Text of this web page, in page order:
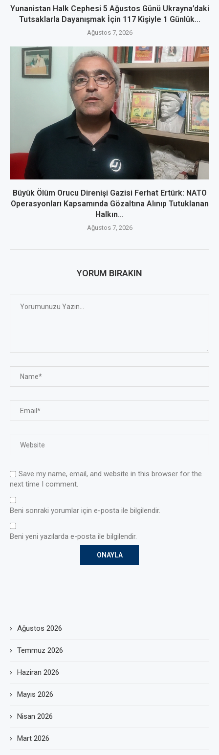
Yunanistan Halk Cephesi 5 Ağustos Günü Ukrayna’daki
Tutsaklarla Dayanışmak İçin 117 Kişiyle 1 Günlük...
Ağustos 7, 2026
Büyük Ölüm Orucu Direnişi Gazisi Ferhat Ertürk: NATO
Operasyonları Kapsamında Gözaltına Alınıp Tutuklanan
Halkın...
Ağustos 7, 2026
YORUM BIRAKIN
Save my name, email, and website in this browser for the
next time I comment.
Beni sonraki yorumlar için e-posta ile bilgilendir.
Beni yeni yazılarda e-posta ile bilgilendir.
Ağustos 2026
Temmuz 2026
Haziran 2026
Mayıs 2026
Nisan 2026
Mart 2026